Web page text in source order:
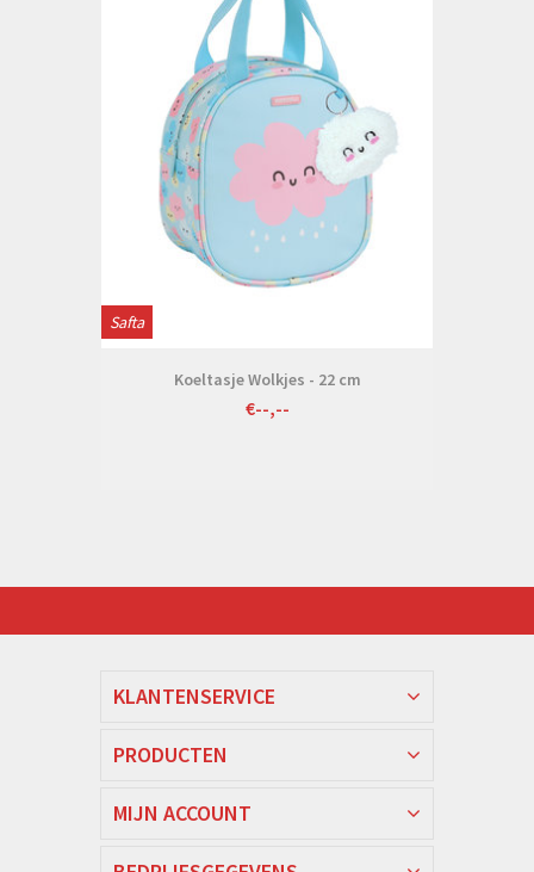
Safta
Koeltasje Wolkjes - 22 cm
€--,--
KLANTENSERVICE
PRODUCTEN
MIJN ACCOUNT